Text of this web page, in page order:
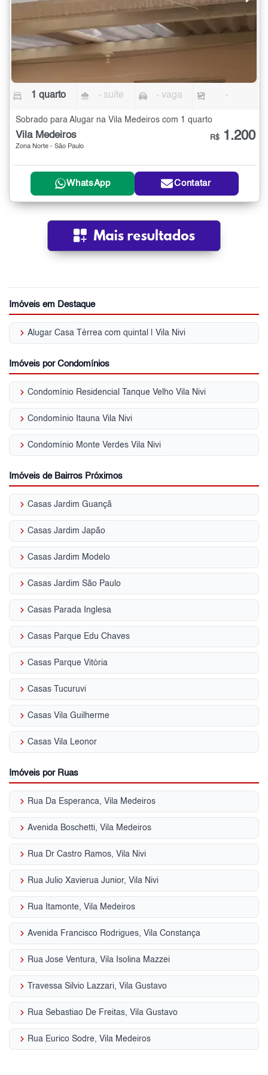
1 quarto - suíte - vaga -
Sobrado para Alugar na Vila Medeiros com 1 quarto
Vila Medeiros
Zona Norte - São Paulo
R$ 1.200
WhatsApp Contatar
Imóveis em Destaque
keyboard_arrow_right Alugar Casa Térrea com quintal | Vila Nivi
Imóveis por Condomínios
keyboard_arrow_right Condomínio Residencial Tanque Velho Vila Nivi
keyboard_arrow_right Condomínio Itauna Vila Nivi
keyboard_arrow_right Condomínio Monte Verdes Vila Nivi
Imóveis de Bairros Próximos
keyboard_arrow_right Casas Jardim Guançã
keyboard_arrow_right Casas Jardim Japão
keyboard_arrow_right Casas Jardim Modelo
keyboard_arrow_right Casas Jardim São Paulo
keyboard_arrow_right Casas Parada Inglesa
keyboard_arrow_right Casas Parque Edu Chaves
keyboard_arrow_right Casas Parque Vitória
keyboard_arrow_right Casas Tucuruvi
keyboard_arrow_right Casas Vila Guilherme
keyboard_arrow_right Casas Vila Leonor
Imóveis por Ruas
keyboard_arrow_right Rua Da Esperanca, Vila Medeiros
keyboard_arrow_right Avenida Boschetti, Vila Medeiros
keyboard_arrow_right Rua Dr Castro Ramos, Vila Nivi
keyboard_arrow_right Rua Julio Xavierua Junior, Vila Nivi
keyboard_arrow_right Rua Itamonte, Vila Medeiros
keyboard_arrow_right Avenida Francisco Rodrigues, Vila Constança
keyboard_arrow_right Rua Jose Ventura, Vila Isolina Mazzei
keyboard_arrow_right Travessa Silvio Lazzari, Vila Gustavo
keyboard_arrow_right Rua Sebastiao De Freitas, Vila Gustavo
keyboard_arrow_right Rua Eurico Sodre, Vila Medeiros